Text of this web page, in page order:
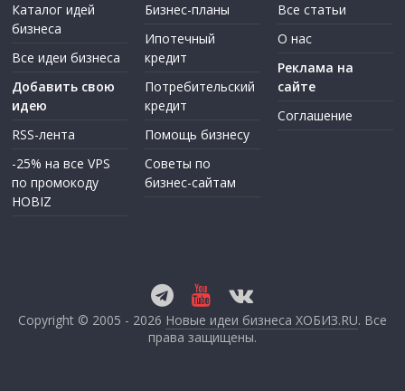
Каталог идей
бизнеса
Все идеи бизнеса
Добавить свою
идею
RSS-лента
-25% на все VPS
по промокоду
HOBIZ
Бизнес-планы
Ипотечный
кредит
Потребительский
кредит
Помощь бизнесу
Советы по
бизнес-сайтам
Все статьи
О нас
Реклама на
сайте
Соглашение
Copyright © 2005 - 2026 Новые идеи бизнеса ХОБИЗ.RU. Все
права защищены.